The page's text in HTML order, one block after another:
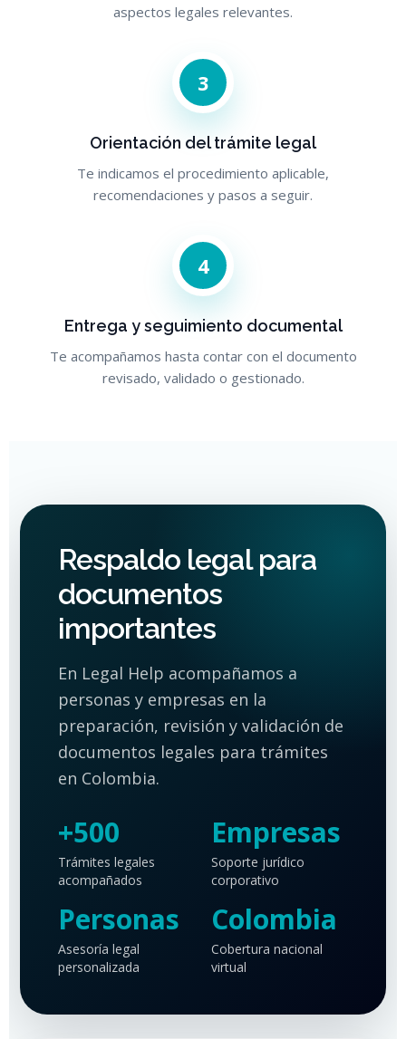
aspectos legales relevantes.
3
Orientación del trámite legal
Te indicamos el procedimiento aplicable,
recomendaciones y pasos a seguir.
4
Entrega y seguimiento documental
Te acompañamos hasta contar con el documento
revisado, validado o gestionado.
Respaldo legal para
documentos
importantes
En Legal Help acompañamos a
personas y empresas en la
preparación, revisión y validación de
documentos legales para trámites
en Colombia.
+500
Trámites legales
acompañados
Empresas
Soporte jurídico
corporativo
Personas
Asesoría legal
personalizada
Colombia
Cobertura nacional
virtual